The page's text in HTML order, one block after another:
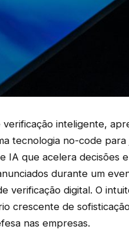
inteligente,
tecnologia no-code
IA que acelera decisões
durante um
verificação digital. O
crescente de
nas empresas.